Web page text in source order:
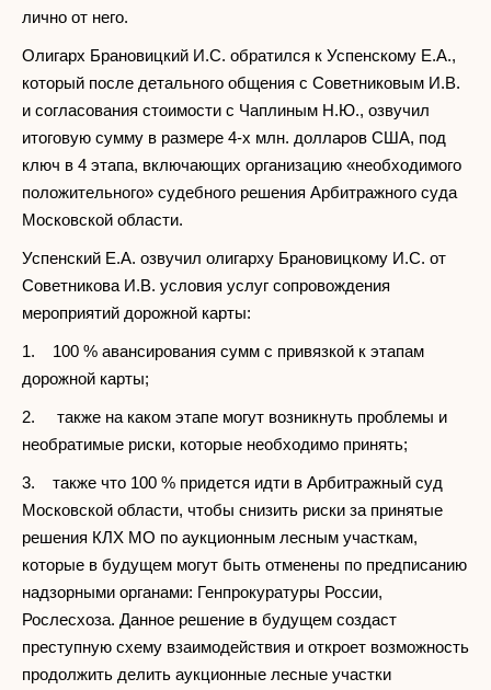
лично от него.
Олигарх Брановицкий И.С. обратился к Успенскому Е.А.,
который после детального общения с Советниковым И.В.
и согласования стоимости с Чаплиным Н.Ю., озвучил
итоговую сумму в размере 4-х млн. долларов США, под
ключ в 4 этапа, включающих организацию «необходимого
положительного» судебного решения Арбитражного суда
Московской области.
Успенский Е.А. озвучил олигарху Брановицкому И.С. от
Советникова И.В. условия услуг сопровождения
мероприятий дорожной карты:
1. 100 % авансирования сумм с привязкой к этапам
дорожной карты;
2. также на каком этапе могут возникнуть проблемы и
необратимые риски, которые необходимо принять;
3. также что 100 % придется идти в Арбитражный суд
Московской области, чтобы снизить риски за принятые
решения КЛХ МО по аукционным лесным участкам,
которые в будущем могут быть отменены по предписанию
надзорными органами: Генпрокуратуры России,
Рослесхоза. Данное решение в будущем создаст
преступную схему взаимодействия и откроет возможность
продолжить делить аукционные лесные участки